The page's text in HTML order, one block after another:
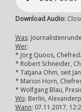
Download Audio:
Was:
Wer:
* Jörg Quoos,
* Robert Schneider,
* Tatjana Ohm, seit
* Marion Horn,
* Wolfgang Blau,
Wo: Berlin,
Wann: 07.11.2017,